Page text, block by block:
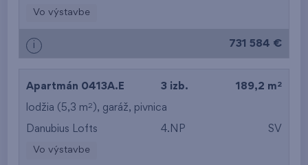
Vo výstavbe
i 731 584 €
Apartmán 0413A.E 3 izb. 189,2 m 2
lodžia (5,3 m2 ), garáž, pivnica
Danubius Lofts 4.NP SV
Vo výstavbe